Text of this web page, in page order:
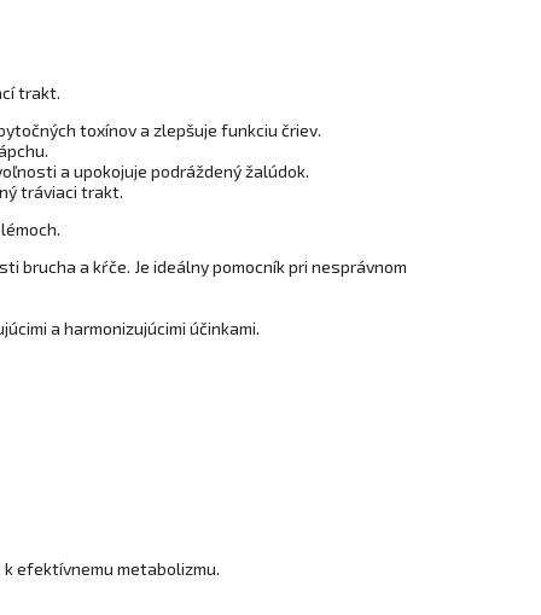
trakt.
toxínov a zlepšuje funkciu čriev.
a upokojuje podráždený žalúdok.
tráviaci trakt.
brucha a kŕče. Je ideálny pomocník pri nesprávnom
a harmonizujúcimi účinkami.
efektívnemu metabolizmu.